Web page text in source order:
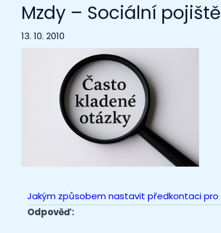
Mzdy – Sociální
13. 10. 2010
Jakým způsobem nastavit předkontaci pro
Odpověď: